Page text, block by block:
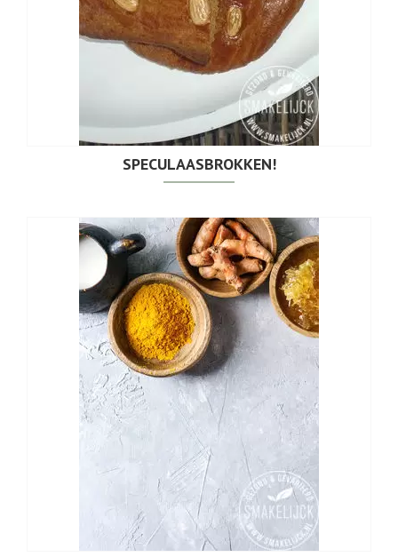
SPECULAASBROKKEN!